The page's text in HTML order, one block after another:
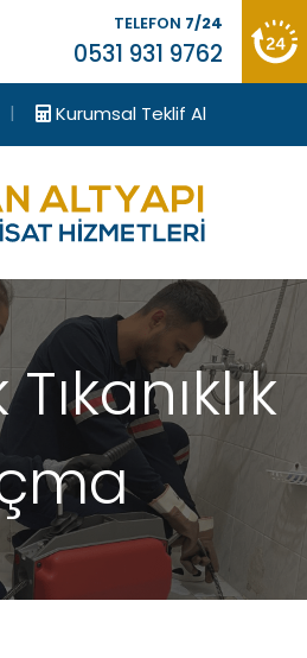
| Kurumsal Teklif Al
TELEFON 7/24
0531 931 9762